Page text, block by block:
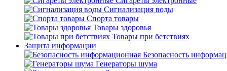
Сигнализация воды
Спорта товары
Товары здоровья
Товары при бетствиях
Защита информации
Безопасность
Генераторы шума